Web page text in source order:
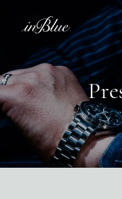
inBlueの強み